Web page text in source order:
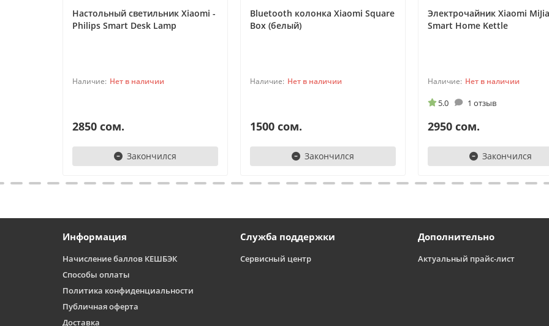
Настольный светильник Xiaomi -
Philips Smart Desk Lamp
Нет в наличии
2850 сом.
Закончился
Bluetooth колонка Xiaomi Square
Box (белый)
Нет в наличии
1500 сом.
Закончился
Электрочайник Xiaomi MiJia
Smart Home Kettle
Нет в наличии
5.0 1 отзыв
2950 сом.
Закончился
Информация
Начисление баллов КЕШБЭК
Способы оплаты
Политика конфиденциальности
Публичная оферта
Доставка
Служба поддержки
Сервисный центр
Дополнительно
Актуальный прайс-лист